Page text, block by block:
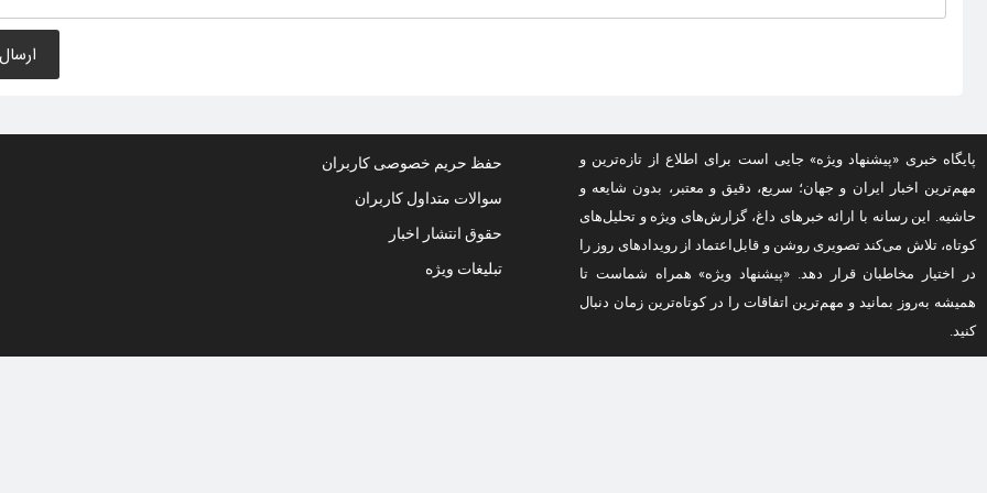
پایگاه خبری «پیشنهاد ویژه» جایی است برای اطلاع از تازه‌ترین و
مهم‌ترین اخبار ایران و جهان؛ سریع، دقیق و معتبر، بدون شایعه و
حاشیه. این رسانه با ارائه خبرهای داغ، گزارش‌های ویژه و تحلیل‌های
کوتاه، تلاش می‌کند تصویری روشن و قابل‌اعتماد از رویدادهای روز را
در اختیار مخاطبان قرار دهد. «پیشنهاد ویژه» همراه شماست تا
همیشه به‌روز بمانید و مهم‌ترین اتفاقات را در کوتاه‌ترین زمان دنبال
کنید.
حفظ حریم خصوصی کاربران
سوالات متداول کاربران
حقوق انتشار اخبار
تبلیغات ویژه